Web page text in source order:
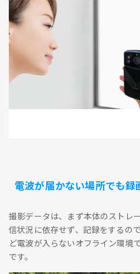
電波が届かない場所でも録
撮影データは、まず本体のストレ
信状況に依存せず、記録をするの
ど電波が入らないオフライン環境
です。